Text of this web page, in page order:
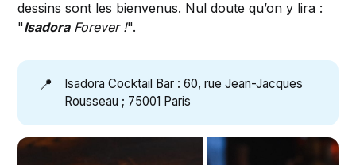
dessins sont les bienvenus. Nul doute qu’on y lira :
"Isadora Forever !".
📍
Isadora Cocktail Bar : 60, rue Jean-Jacques
Rousseau ; 75001 Paris